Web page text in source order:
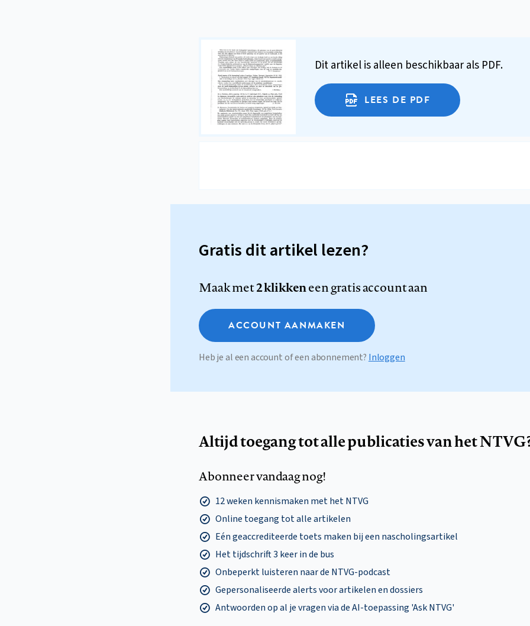
Dit artikel is alleen beschikbaar als PDF.
LEES DE PDF
Gratis dit artikel lezen?
Maak met2 klikkeneen gratis account aan
ACCOUNT AANMAKEN
Heb je al een account of een abonnement? Inloggen
Altijd toegang tot alle publicaties van het
Abonneer vandaag nog!
12 weken kennismaken met het NTVG
Online toegang tot alle artikelen
Eén geaccrediteerde toets maken bij een nascholingsartikel
Het tijdschrift 3 keer in de bus
Onbeperkt luisteren naar de NTVG-podcast
Gepersonaliseerde alerts voor artikelen en dossiers
Antwoorden op al je vragen via de AI-toepassing 'Ask NTVG'